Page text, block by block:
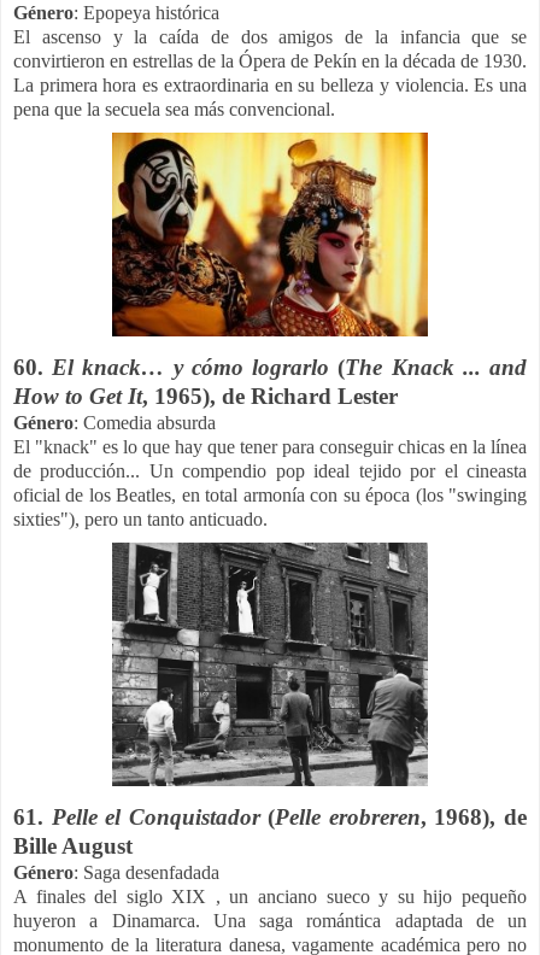
Género: Epopeya histórica
El ascenso y la caída de dos amigos de la infancia que se
convirtieron en estrellas de la Ópera de Pekín en la década de 1930.
La primera hora es extraordinaria en su belleza y violencia. Es una
pena que la secuela sea más convencional.
60. El knack… y cómo lograrlo (The Knack ... and
How to Get It, 1965), de Richard Lester
Género: Comedia absurda
El "knack" es lo que hay que tener para conseguir chicas en la línea
de producción... Un compendio pop ideal tejido por el cineasta
oficial de los Beatles, en total armonía con su época (los "swinging
sixties"), pero un tanto anticuado.
61. Pelle el Conquistador(Pelle erobreren, 1968), de
Bille August
Género: Saga desenfadada
A finales del siglo XIX , un anciano sueco y su hijo pequeño
huyeron a Dinamarca. Una saga romántica adaptada de un
monumento de la literatura danesa, vagamente académica pero no